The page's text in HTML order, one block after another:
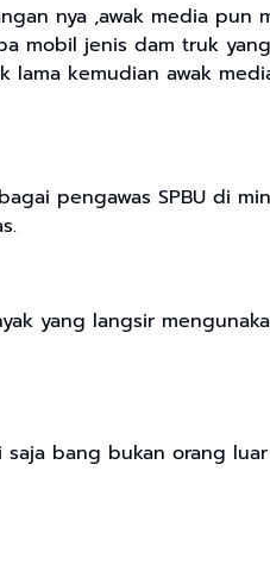
nya ,awak media
mobil jenis dam truk
kemudian awak
pengawas SPBU di
yang langsir
saja bang bukan orang